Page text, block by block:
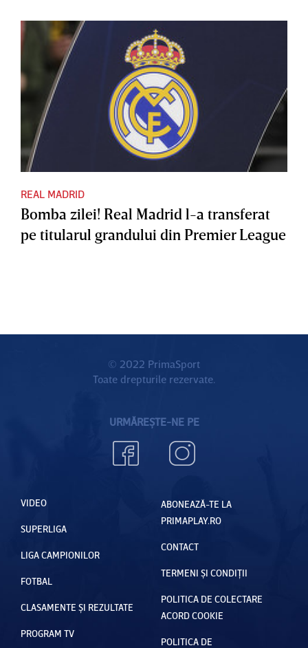
REAL MADRID
Bomba zilei! Real Madrid l-a transferat
pe titularul grandului din Premier League
© 2022 PrimaSport
Toate drepturile rezervate.
URMĂREȘTE-NE PE
VIDEO
SUPERLIGA
LIGA CAMPIONILOR
FOTBAL
CLASAMENTE ȘI REZULTATE
PROGRAM TV
ABONEAZĂ-TE LA
PRIMAPLAY.RO
CONTACT
TERMENI ȘI CONDIȚII
POLITICA DE COLECTARE
ACORD COOKIE
POLITICA DE